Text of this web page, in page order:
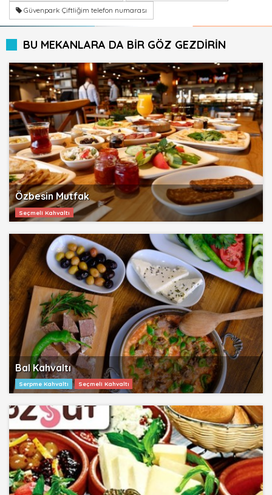
Güvenpark Çiftliğim telefon numarası
BU MEKANLARA DA BİR GÖZ GEZDİRİN
Özbesin Mutfak
Seçmeli Kahvaltı
Bal Kahvaltı
Serpme Kahvaltı Seçmeli Kahvaltı